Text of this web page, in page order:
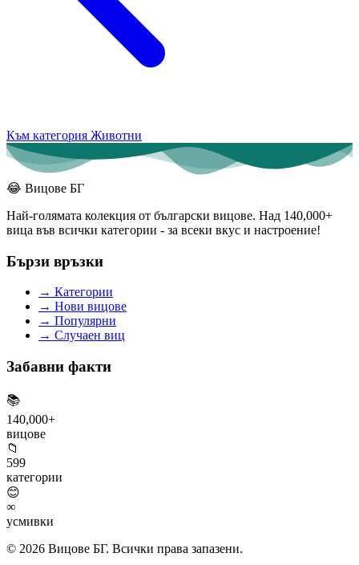
Към категория Животни
😂 Вицове БГ
Най-голямата колекция от български вицове. Над 140,000+
вица във всички категории - за всеки вкус и настроение!
Бързи връзки
→ Категории
→ Нови вицове
→ Популярни
→ Случаен виц
Забавни факти
📚
140,000+
вицове
📁
599
категории
😊
∞
усмивки
© 2026 Вицове БГ. Всички права запазени.